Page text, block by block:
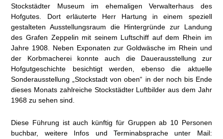
Stockstädter Museum im ehemaligen Verwalterhaus des
Hofgutes. Dort erläuterte Herr Hartung in einem speziell
gestalteten Ausstellungsraum die Hintergründe zur Landung
des Grafen Zeppelin mit seinem Luftschiff auf dem Rhein im
Jahre 1908. Neben Exponaten zur Goldwäsche im Rhein und
der Korbmacherei konnte auch die Dauerausstellung zur
Hofgutgeschichte besichtigt werden, ebenso die aktuelle
Sonderausstellung „Stockstadt von oben“ in der noch bis Ende
dieses Monats zahlreiche Stockstädter Luftbilder aus dem Jahr
1968 zu sehen sind.
Diese Führung ist auch künftig für Gruppen ab 10 Personen
buchbar, weitere Infos und Terminabsprache unter Mail: